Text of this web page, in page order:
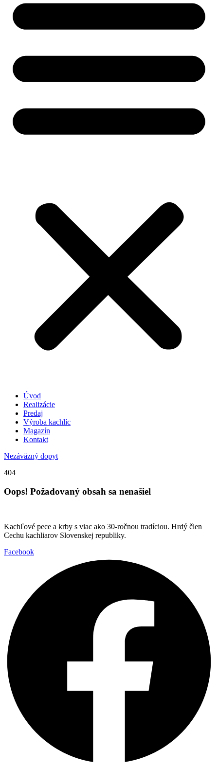
Úvod
Realizácie
Predaj
Výroba kachlíc
Magazín
Kontakt
Nezáväzný dopyt
404
Oops! Požadovaný obsah sa nenašiel
Kachľové pece a krby s viac ako 30-ročnou tradíciou. Hrdý člen
Cechu kachliarov Slovenskej republiky.
Facebook